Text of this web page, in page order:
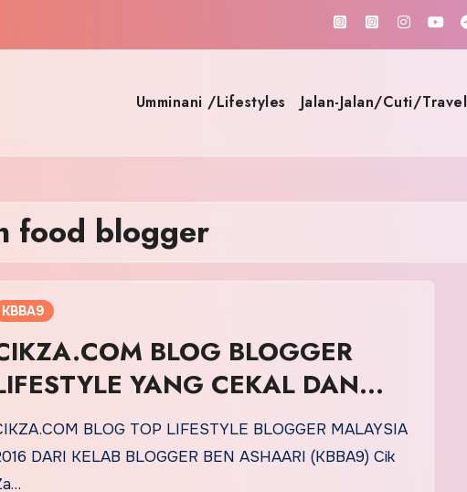
Umminani /Lifestyles Jalan-Jalan/Cuti/Travel
food blogger
KBBA9
BLOG BLOGGER
YANG CEKAL DAN
BLOG TOP LIFESTYLE BLOGGER MALAYSIA
DARI KELAB BLOGGER BEN ASHAARI (KBBA9) Cik